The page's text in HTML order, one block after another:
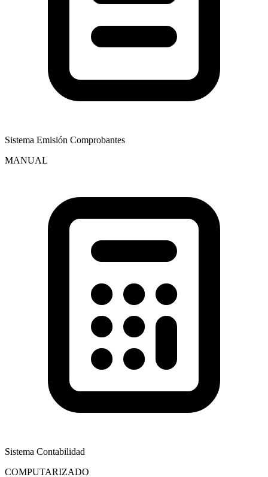
Sistema Emisión Comprobantes
MANUAL
Sistema Contabilidad
COMPUTARIZADO